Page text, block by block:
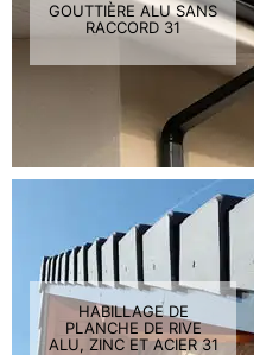
GOUTTIÈRE ALU SANS
RACCORD 31
HABILLAGE DE
PLANCHE DE RIVE
ALU, ZINC ET ACIER 31